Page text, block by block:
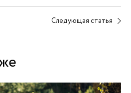
Следующая статья